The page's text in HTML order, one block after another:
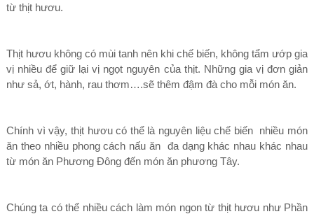
từ thịt hươu.
Thịt hươu không có mùi tanh nên khi chế biến, không tẩm ướp gia
vị nhiều để giữ lại vị ngọt nguyên của thịt. Những gia vị đơn giản
như sả, ớt, hành, rau thơm….sẽ thêm đậm đà cho mỗi món ăn.
Chính vì vậy, thịt hươu có thể là nguyên liệu chế biến nhiều món
ăn theo nhiều phong cách nấu ăn đa dạng khác nhau khác nhau
từ món ăn Phương Đông đến món ăn phương Tây.
Chúng ta có thể nhiều cách làm món ngon từ thịt hươu như Phần